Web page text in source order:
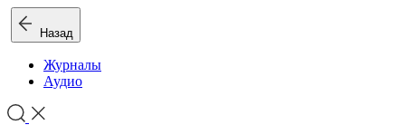
Назад
Журналы
Аудио